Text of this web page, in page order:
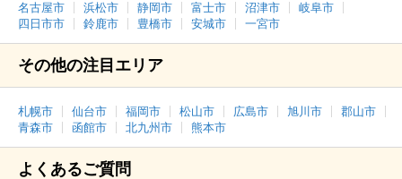
名古屋市 浜松市 静岡市 富士市 沼津市
岐阜市
四日市市
鈴鹿市 豊橋市 安城市 一宮市
その他の注目エリア
札幌市 仙台市 福岡市 松山市 広島市 旭川市
郡山市
青森市
函館市 北九州市 熊本市
よくあるご質問